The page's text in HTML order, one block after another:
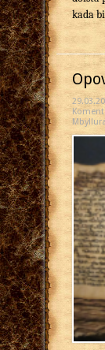
kada
Mbyllura